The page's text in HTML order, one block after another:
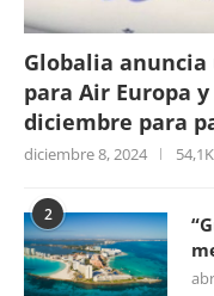
Globalia
para Air Europa
diciembre para
diciembre 8, 2024
2